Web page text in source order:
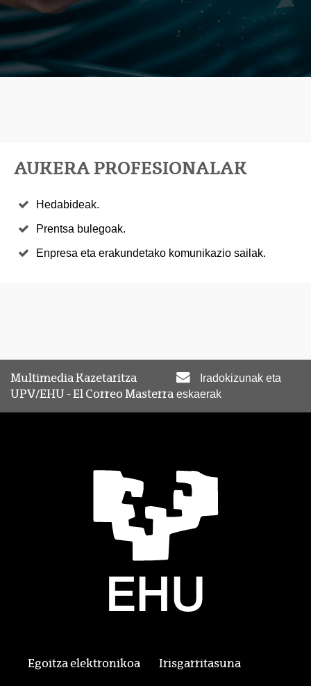
AUKERA PROFESIONALAK
Hedabideak.
Prentsa bulegoak.
Enpresa eta erakundetako komunikazio sailak.
Multimedia Kazetaritza
UPV/EHU - El Correo Masterra
Iradokizunak eta
eskaerak
Egoitza elektronikoa Irisgarritasuna